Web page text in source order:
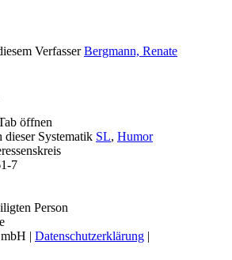
Verfasser Bergmann, Renate
öffnen
dieser Systematik SL, Humor
7
Person
| Datenschutzerklärung |